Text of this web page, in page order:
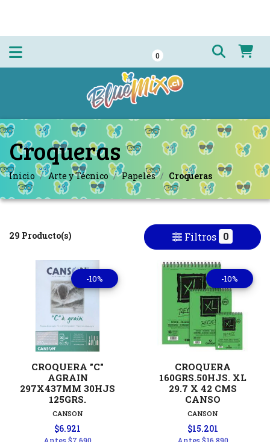
0
Croqueras
Inicio Arte y Técnico Papeles Croqueras
29 Producto(s) Filtros 0
-10%
CROQUERA "C"
AGRAIN
297X437MM 30HJS
125GRS.
CANSON
$6.921
Antes$7.690
-10%
CROQUERA
160GRS.50HJS. XL
29.7 X 42 CMS
CANSO
CANSON
$15.201
Antes$16.890